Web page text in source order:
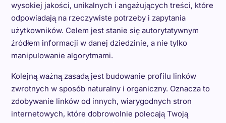
wysokiej jakości, unikalnych i angażujących treści, które
odpowiadają na rzeczywiste potrzeby i zapytania
użytkowników. Celem jest stanie się autorytatywnym
źródłem informacji w danej dziedzinie, a nie tylko
manipulowanie algorytmami.
Kolejną ważną zasadą jest budowanie profilu linków
zwrotnych w sposób naturalny i organiczny. Oznacza to
zdobywanie linków od innych, wiarygodnych stron
internetowych, które dobrowolnie polecają Twoją